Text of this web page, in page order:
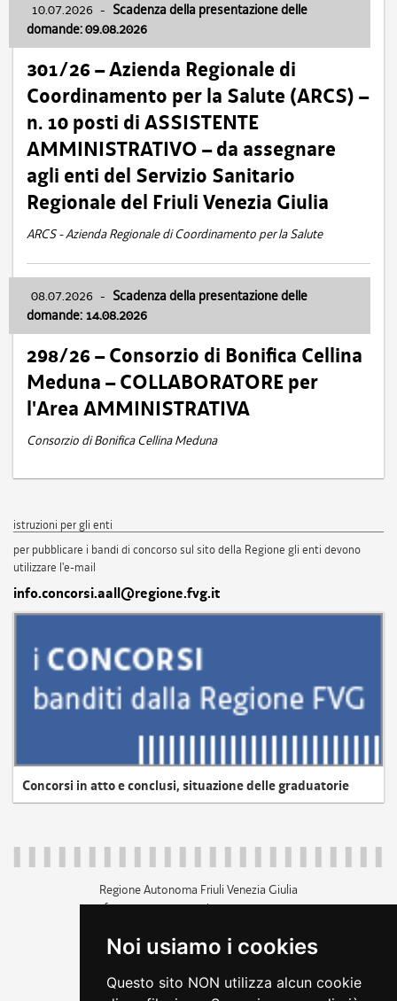
Noi usiamo i cookies
Questo sito NON utilizza alcun cookie
10.07.2026 - Scadenza della presentazione delle
domande: 09.08.2026
301/26 – Azienda Regionale di
Coordinamento per la Salute (ARCS) –
n. 10 posti di ASSISTENTE
AMMINISTRATIVO – da assegnare
agli enti del Servizio Sanitario
Regionale del Friuli Venezia Giulia
ARCS - Azienda Regionale di Coordinamento per la Salute
08.07.2026 - Scadenza della presentazione delle
domande: 14.08.2026
298/26 – Consorzio di Bonifica Cellina
Meduna – COLLABORATORE per
l'Area AMMINISTRATIVA
Consorzio di Bonifica Cellina Meduna
istruzioni per gli enti
per pubblicare i bandi di concorso sul sito della Regione gli enti devono
utilizzare l'e-mail
info.concorsi.aall@regione.fvg.it
Concorsi in atto e conclusi, situazione delle graduatorie
Regione Autonoma Friuli Venezia Giulia
c.f. 80014930327; p.iva 00526040324
+39 040 3771111